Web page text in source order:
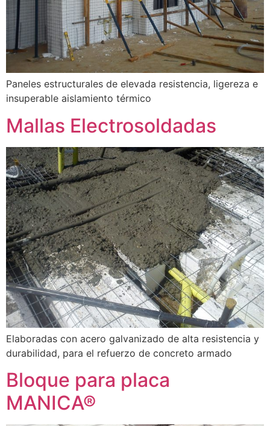
Paneles estructurales de elevada resistencia, ligereza e
insuperable aislamiento térmico
Mallas Electrosoldadas
Elaboradas con acero galvanizado de alta resistencia y
durabilidad, para el refuerzo de concreto armado
Bloque para placa
MANICA®